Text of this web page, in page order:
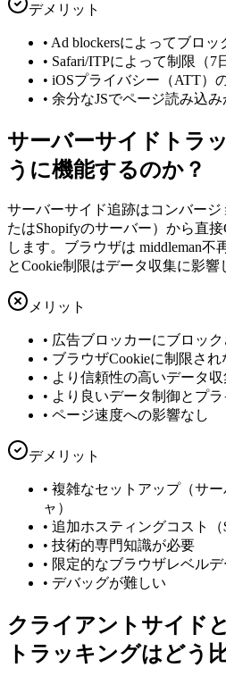
デメリット
• Ad blockersによってブロッ
• Safari/ITPによって制限（7
• iOSプライバシー（ATT）
• 余分なJSでページ読み込
サーバーサイドトラ
うに機能するのか？
サーバーサイド追跡はコンバージ
たはShopifyのサーバー）から直
します。ブラウザは middleman
とCookie制限はデータ収集に影響
メリット
• 広告ブロッカーにブロッ
• ブラウザCookieに制限され
• より信頼性の高いデータ収
• より良いデータ制御とプ
• ページ速度への影響なし
デメリット
• 複雑なセットアップ（サ
ャ）
• 追加ホスティングコスト（
• 技術的専門知識が必要
• 限定的なブラウザレベルデ
• デバッグが難しい
クライアントサイド
トラッキングはどう